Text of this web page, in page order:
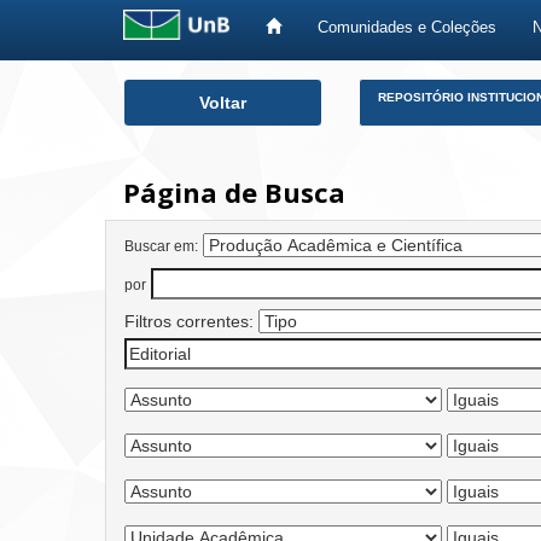
Comunidades e Coleções
Voltar REPOSITÓRIO
Página de Busca
Buscar em:
por
Filtros correntes: